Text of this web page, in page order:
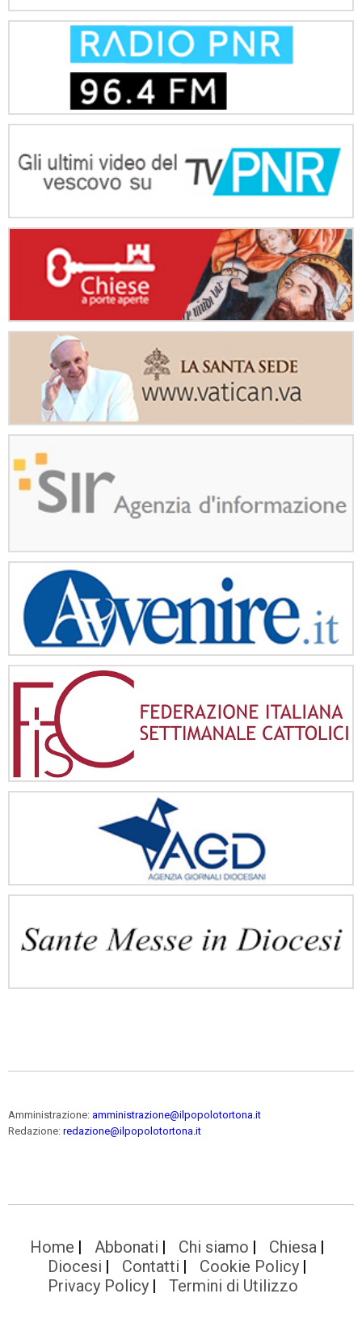
Amministrazione: amministrazione@ilpopolotortona.it
Redazione: redazione@ilpopolotortona.it
Home Abbonati Chi siamo
Chiesa
Diocesi
Contatti
Cookie Policy
Privacy Policy
Termini di Utilizzo